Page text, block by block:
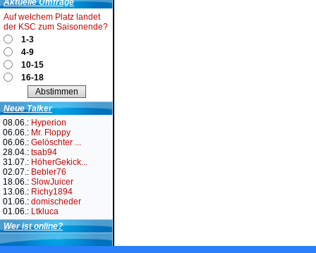
Aktuelle Umfrage
Auf welchem Platz landet
der KSC zum Saisonende?
1-3
4-9
10-15
16-18
Neue Talker
08.06.: Hyperion
06.06.: Mr. Floppy
06.06.: Gelöschter ...
28.04.: tsab94
31.07.: HöherGekick...
02.07.: Bebler76
18.06.: SlowJuicer
13.06.: Richy1894
01.06.: domischeder
01.06.: Ltkluca
Wer ist online?